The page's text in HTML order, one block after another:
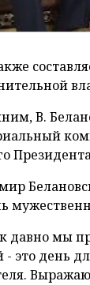
В.
давно мы
- это день
Выражаю